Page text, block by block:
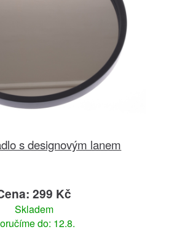
s designovým lanem
299 Kč
Skladem
do: 12.8.